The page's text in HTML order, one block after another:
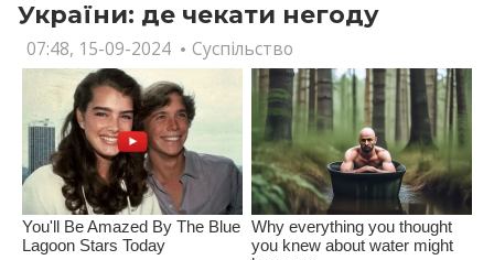
України: де чекати негоду
07:48, 15-09-2024 Суспільство